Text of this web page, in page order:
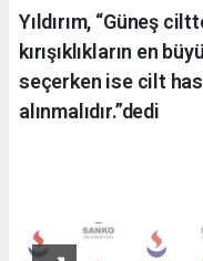
Yıldırım, “Güneş
kırışıklıkların en
seçerken ise cilt
alınmalıdır.”dedi